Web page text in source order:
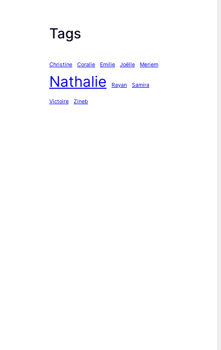
Tags
Christine Coralie Emilie Joëlle Meriem
Nathalie Rayan Samira
Victoire Zineb